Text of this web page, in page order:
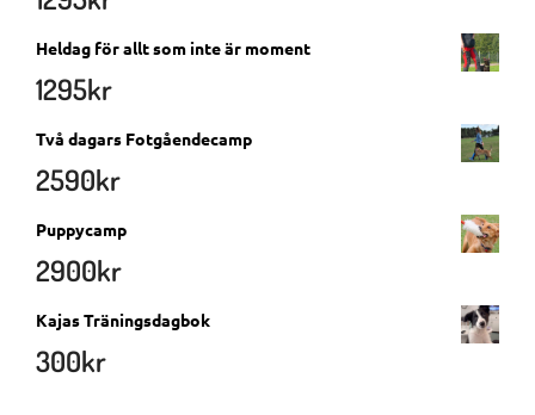
Heldag för allt som inte är moment
1295kr
Två dagars Fotgåendecamp
2590kr
Puppycamp
2900kr
Kajas Träningsdagbok
300kr